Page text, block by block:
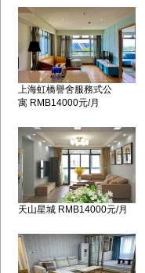
上海虹橋譽舍服務式公
寓 RMB14000元/月
天山星城 RMB14000元/月